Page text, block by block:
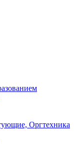
Оргтехника